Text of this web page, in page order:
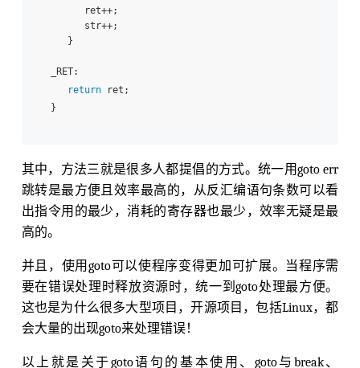
ret++;
str++;
}
_RET:
return ret;
其中，方法三就是很多人都提倡的方式。统一用goto err
跳转是最方便且效率最高的，从反汇编语句条数可以看
出指令用的最少，消耗的寄存器也最少，效率无疑是最
高的。
并且，使用goto可以使程序变得更加可扩展。当程序需
要在错误处理时释放资源时，统一到goto处理最方便。
这也是为什么很多大型项目，开源项目，包括Linux，都
会大量的出现goto来处理错误！
以上就是关于goto语句的基本使用、goto与break、